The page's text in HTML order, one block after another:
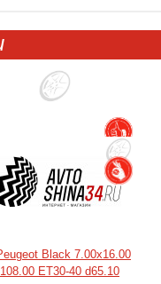
Black 7.00x16.00
ET30-40 d65.10